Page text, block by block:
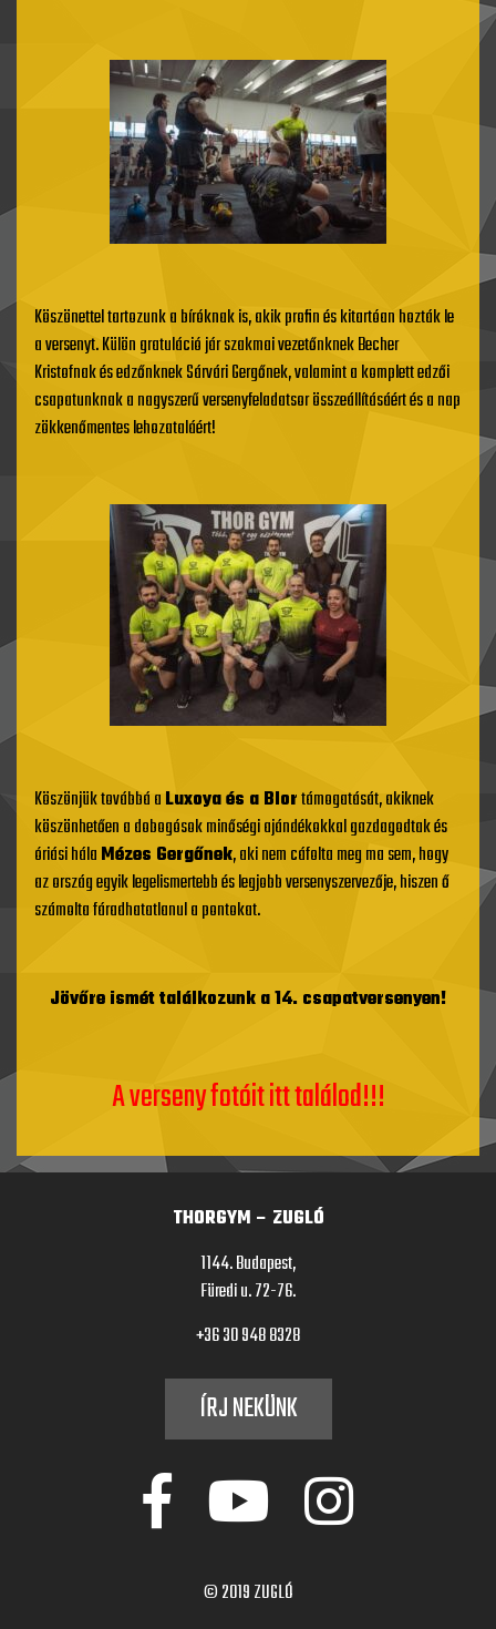
Köszönettel tartozunk a bíróknak is, akik profin és kitartóan hozták le
a versenyt. Külön gratuláció jár szakmai vezetőnknek Becher
Kristofnak és edzőnknek Sárvári Gergőnek, valamint a komplett edzői
csapatunknak a nagyszerű versenyfeladatsor összeállításáért és a nap
zökkenőmentes lehozataláért!
Köszönjük továbbá aLuxoya és a Blortámogatását, akiknek
köszönhetően a dobogósok minőségi ajándékokkal gazdagodtak és
óriási hálaMézes Gergőnek, aki nem cáfolta meg ma sem, hogy
az ország egyik legelismertebb és legjobb versenyszervezője, hiszen ő
számolta fáradhatatlanul a pontokat.
Jövőre ismét találkozunk a 14. csapatversenyen!
A verseny fotóit itt találod!!!
THORGYM – ZUGLÓ
1144. Budapest,
Füredi u. 72-76.
+36 30 948 8328
ÍRJ NEKÜNK
© 2019ZUGLÓ